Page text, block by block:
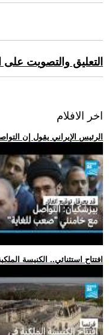
التعليق والتصويت
اخر الافلام
.. الرئيس الإيراني يقول إن
.. افتتاح استثنائي.. الكنيسة